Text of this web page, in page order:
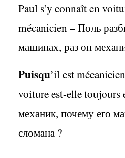
Paul s’y connaît en
mécanicien –Поль
машинах, раз он
Puisqu’il est
voiture est-elle toujours
механик, почему его
сломана ?